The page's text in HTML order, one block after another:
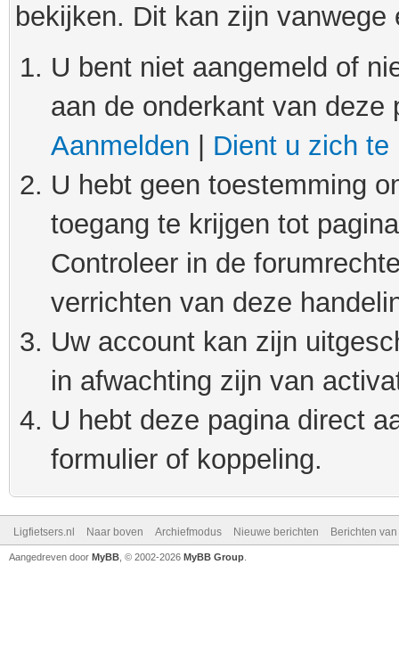
bekijken. Dit kan zijn
U bent niet aangemeld of
aan de onderkant van
Aanmelden
Dient u zich te
U hebt geen toestemming
toegang te krijgen tot
Controleer in de
verrichten van deze
Uw account kan zijn
in afwachting zijn van
U hebt deze pagina direct
formulier of koppeling.
Ligfietsers.nl Naar boven Archiefmodus Nieuwe berichten Berichten
Aangedreven door MyBB , © 2002-2026 MyBB Group